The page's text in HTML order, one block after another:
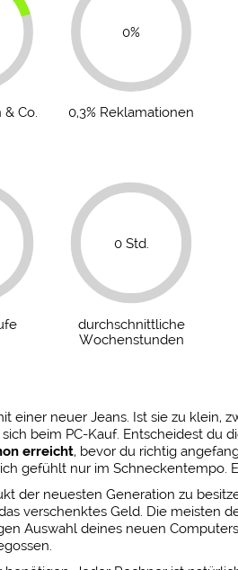
Co.
0%
0,3% Reklamationen
0 Std.
durchschnittliche
Wochenstunden
neuer Jeans. Ist sie zu klein,
beim PC-Kauf. Entscheidest du
erreicht, bevor du richtig
gefühlt nur im Schneckentempo.
der neuesten Generation zu
verschenktes Geld. Die meisten
Auswahl deines neuen